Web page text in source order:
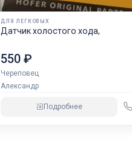
ДЛЯ ЛЕГКОВЫХ
Датчик холостого хода,
550 ₽
Череповец
Александр
Подробнее